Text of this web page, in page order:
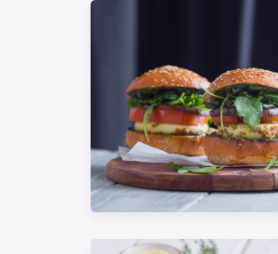
Instagram
YouTube